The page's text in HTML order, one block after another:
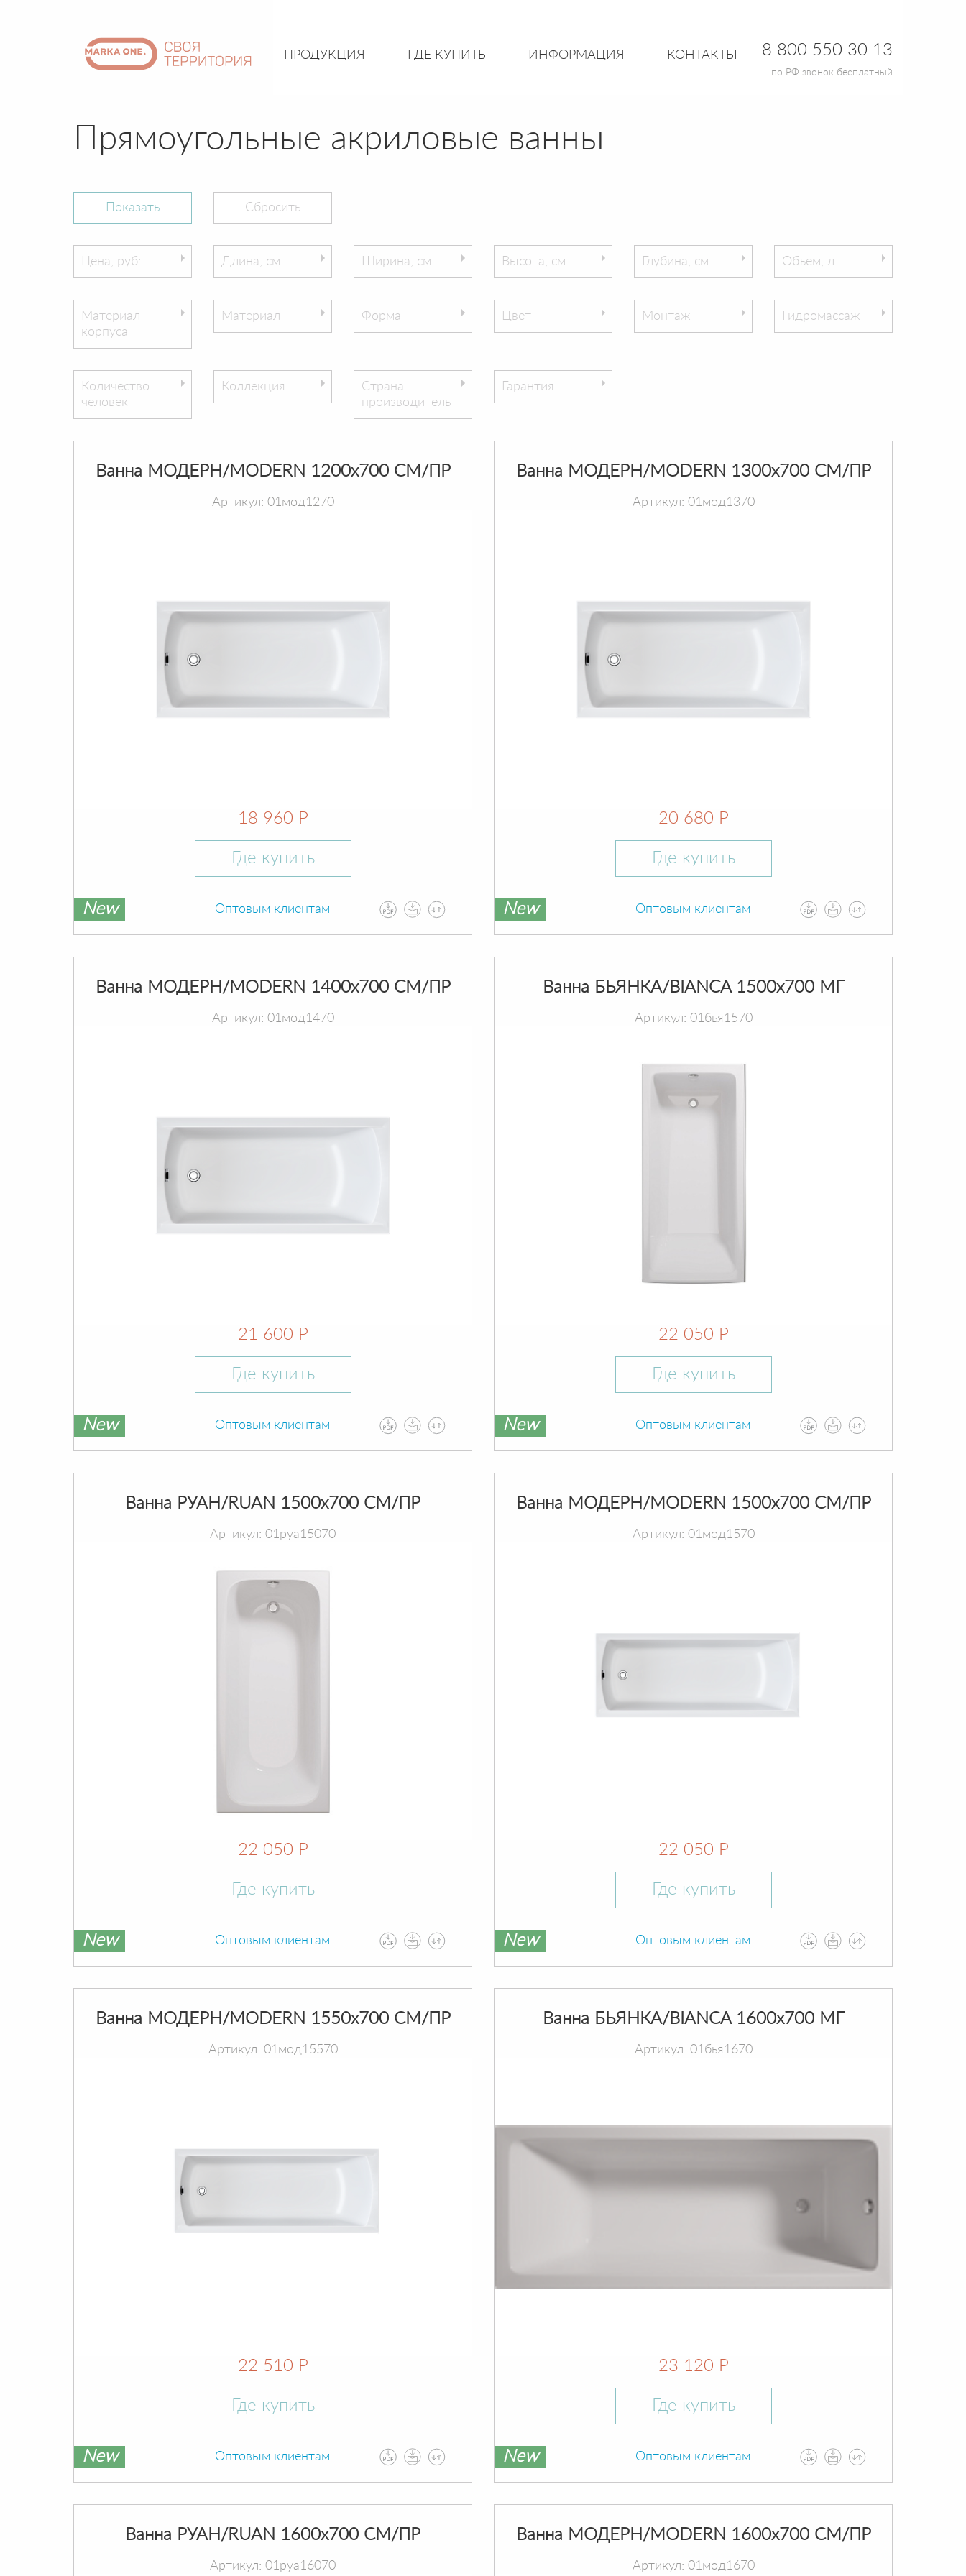
ПРОДУКЦИЯ ГДЕ КУПИТЬ ИНФОРМАЦИЯ КОНТАКТЫ 8 800 550 30 13
по РФ звонок бесплатный
Прямоугольные акриловые ванны
Цена, руб: Длина, см Ширина, см Высота, см Глубина, см Объем, л
Материал
корпуса
Материал Форма Цвет Монтаж Гидромассаж
Количество
человек
Коллекция
Страна
производитель
Гарантия
Ванна МОДЕРН/MODERN 1200х700 СМ/ПР
Артикул: 01мод1270
18 960 Р
Где купить
New Оптовым клиентам
Ванна МОДЕРН/MODERN 1300х700 СМ/ПР
Артикул: 01мод1370
20 680 Р
Где купить
New Оптовым клиентам
Ванна МОДЕРН/MODERN 1400х700 СМ/ПР
Артикул: 01мод1470
21 600 Р
Где купить
New Оптовым клиентам
Ванна БЬЯНКА/BIANCA 1500х700 МГ
Артикул: 01бья1570
22 050 Р
Где купить
New Оптовым клиентам
Ванна РУАН/RUAN 1500х700 СМ/ПР
Артикул: 01руа15070
22 050 Р
Где купить
New Оптовым клиентам
Ванна МОДЕРН/MODERN 1500х700 СМ/ПР
Артикул: 01мод1570
22 050 Р
Где купить
New Оптовым клиентам
Ванна МОДЕРН/MODERN 1550х700 СМ/ПР
Артикул: 01мод15570
22 510 Р
Где купить
New Оптовым клиентам
Ванна БЬЯНКА/BIANCA 1600х700 МГ
Артикул: 01бья1670
23 120 Р
Где купить
New Оптовым клиентам
Ванна РУАН/RUAN 1600х700 СМ/ПР
Артикул: 01руа16070
Ванна МОДЕРН/MODERN 1600х700 СМ/ПР
Артикул: 01мод1670